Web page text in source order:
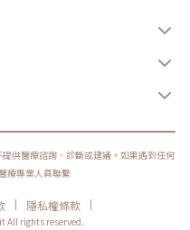
供醫療諮詢、診斷或建議。如果遇到任何
療專業人員聯繫
| 隱私權條款
|
All rights reserved.